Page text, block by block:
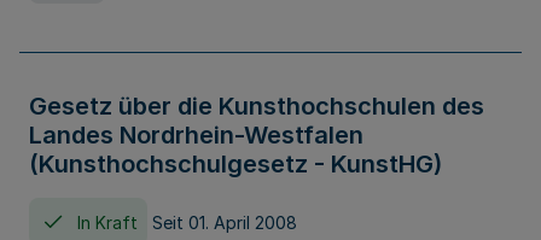
Gesetz über die Kunsthochschulen des
Landes Nordrhein-Westfalen
(Kunsthochschulgesetz - KunstHG)
In Kraft Seit 01. April 2008